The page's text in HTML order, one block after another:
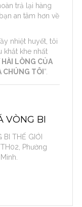
trả lại hàng
an tâm hơn về
nhiệt huyết, tôi
khắt khe nhất
HÀI LÒNG CỦA
CHÚNG TÔI ”.
VÒNG BI
THẾ GIỚI
Phường